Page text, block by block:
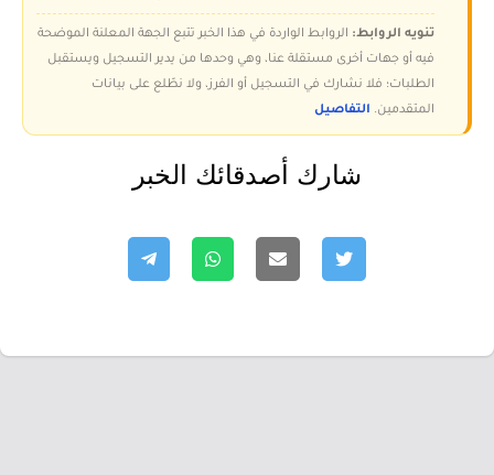
تنويه الروابط: الروابط الواردة في هذا الخبر تتبع الجهة المعلنة الموضحة
فيه أو جهات أخرى مستقلة عنا، وهي وحدها من يدير التسجيل ويستقبل
الطلبات؛ فلا نشارك في التسجيل أو الفرز، ولا نطّلع على بيانات
المتقدمين. التفاصيل
شارك أصدقائك الخبر